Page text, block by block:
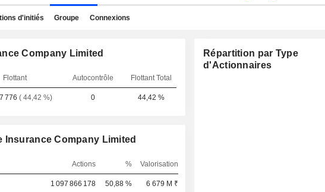
d'initiés Groupe Connexions
Company Limited
Flottant Autocontrôle Flottant Total
776 ( 44,42 %) 0 44,42 %
Insurance Company Limited
Actions % Valorisation
1 097 866 178 50,88 % 6 679 M ₹
Répartition par Type
d'Actionnaires